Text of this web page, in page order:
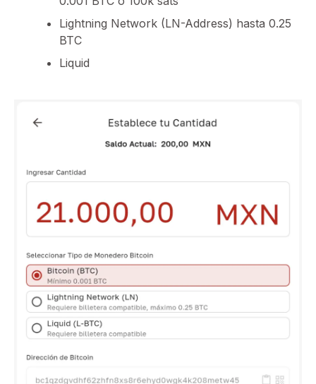
Lightning Network (LN-Address) hasta 0.25
BTC
Liquid